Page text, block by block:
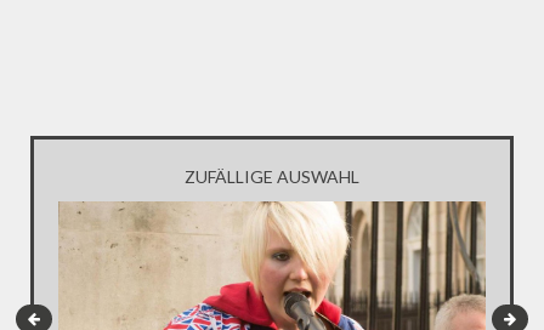
ZUFÄLLIGE AUSWAHL